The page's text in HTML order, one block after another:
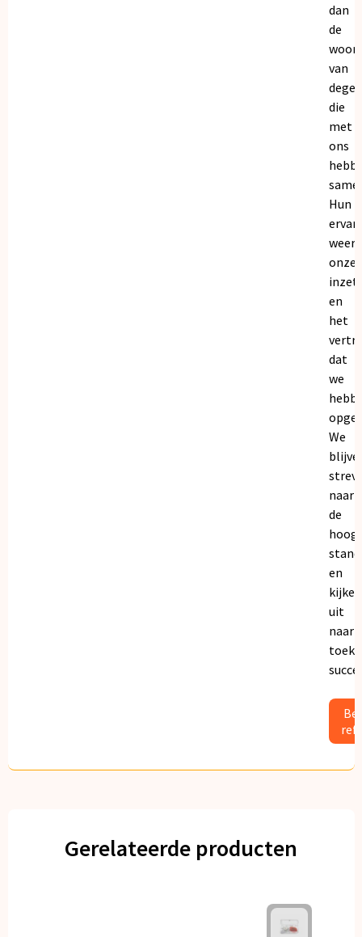
dan
de
van
die
met
ons
Hun
onze
inzet
en
het
dat
we
We
naar
de
en
kijken
uit
naar
Gerelateerde producten